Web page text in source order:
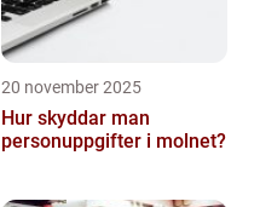
20 november 2025
Hur skyddar man
personuppgifter i molnet?